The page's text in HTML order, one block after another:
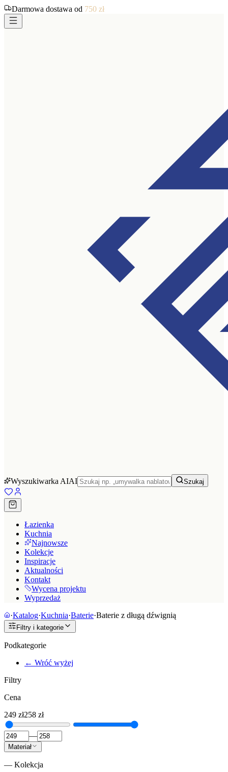
Darmowa dostawa od 750 zł
Wyszukiwarka AIAI Szukaj
Łazienka
Kuchnia
Najnowsze
Kolekcje
Inspiracje
Aktualności
Kontakt
Wycena projektu
Wyprzedaż
·Katalog·Kuchnia·Baterie·Baterie z długą dźwignią
Filtry i kategorie
Podkategorie
← Wróć wyżej
Filtry
Cena
249 zł258 zł
—
Materiał
— Kolekcja